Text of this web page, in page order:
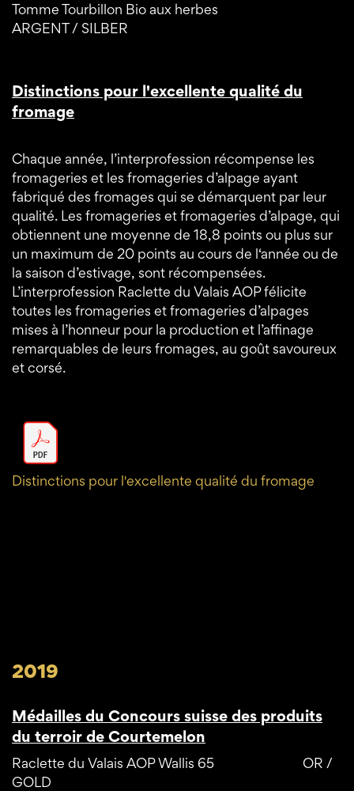
Tomme Tourbillon Bio aux herbes
ARGENT / SILBER
Distinctions pour l'excellente qualité du
fromage
Chaque année, l’interprofession récompense les
fromageries et les fromageries d’alpage ayant
fabriqué des fromages qui se démarquent par leur
qualité. Les fromageries et fromageries d’alpage, qui
obtiennent une moyenne de 18,8 points ou plus sur
un maximum de 20 points au cours de l‘année ou de
la saison d’estivage, sont récompensées.
L’interprofession Raclette du Valais AOP félicite
toutes les fromageries et fromageries d’alpages
mises à l’honneur pour la production et l’affinage
remarquables de leurs fromages, au goût savoureux
et corsé.
Distinctions pour l'excellente qualité du fromage
2019
Médailles du Concours suisse des produits
du terroir de Courtemelon
Raclette du Valais AOP Wallis 65 OR /
GOLD